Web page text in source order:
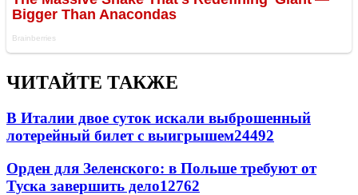
ЧИТАЙТЕ ТАКЖЕ
В Италии двое суток искали выброшенный
лотерейный билет с выигрышем24492
Орден для Зеленского: в Польше требуют от
Туска завершить дело12762